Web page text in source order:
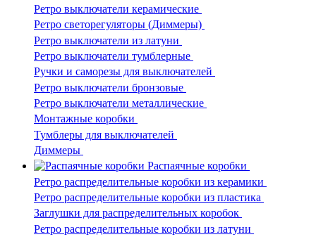
Ретро выключатели керамические
Ретро светорегуляторы (Диммеры)
Ретро выключатели из латуни
Ретро выключатели тумблерные
Ручки и саморезы для выключателей
Ретро выключатели бронзовые
Ретро выключатели металлические
Монтажные коробки
Тумблеры для выключателей
Диммеры
Распаячные коробки
Ретро распределительные коробки из керамики
Ретро распределительные коробки из пластика
Заглушки для распределительных коробок
Ретро распределительные коробки из латуни